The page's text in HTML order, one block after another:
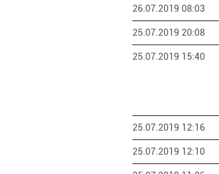
26.07.2019 08:03
25.07.2019 20:08
25.07.2019 15:40
25.07.2019 12:16
25.07.2019 12:10